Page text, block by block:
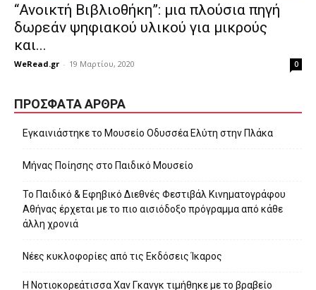
“Ανοικτή Βιβλιοθήκη”: μια πλούσια πηγή
δωρεάν ψηφιακού υλικού για μικρούς
και...
WeRead.gr - 19 Μαρτίου, 2020 0
ΠΡΌΣΦΑΤΑ ΆΡΘΡΑ
Εγκαινιάστηκε το Μουσείο Οδυσσέα Ελύτη στην Πλάκα
Μήνας Ποίησης στο Παιδικό Μουσείο
Το Παιδικό & Εφηβικό Διεθνές Φεστιβάλ Κινηματογράφου
Αθήνας έρχεται με το πιο αισιόδοξο πρόγραμμα από κάθε
άλλη χρονιά
Νέες κυκλοφορίες από τις Εκδόσεις Ίκαρος
Η Νοτιοκορεάτισσα Χαν Γκανγκ τιμήθηκε με το βραβείο